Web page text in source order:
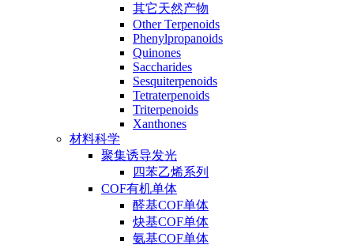
其它天然产物
Other Terpenoids
Phenylpropanoids
Quinones
Saccharides
Sesquiterpenoids
Tetraterpenoids
Triterpenoids
Xanthones
材料科学
聚集诱导发光
四苯乙烯系列
COF有机单体
醛基COF单体
炔基COF单体
氨基COF单体